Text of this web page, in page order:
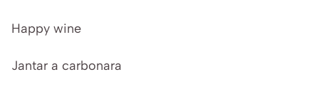
Happy wine
Jantar a carbonara